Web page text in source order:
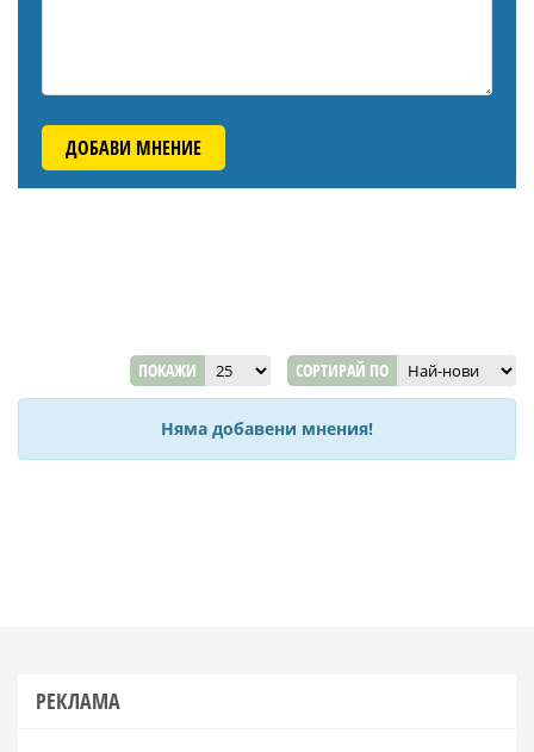
ДОБАВИ МНЕНИЕ
ПОКАЖИ СОРТИРАЙ ПО
Няма добавени мнения!
РЕКЛАМА